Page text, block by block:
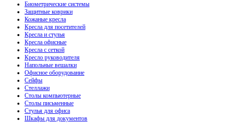
Биометрические системы
Защитные коврики
Кожаные кресла
Кресла для посетителей
Кресла и стулья
Кресла офисные
Кресла с сеткой
Кресло руководителя
Напольные вешалки
Офисное оборудование
Сейфы
Стеллажи
Столы компьютерные
Столы письменные
Стулья для офиса
Шкафы для документов